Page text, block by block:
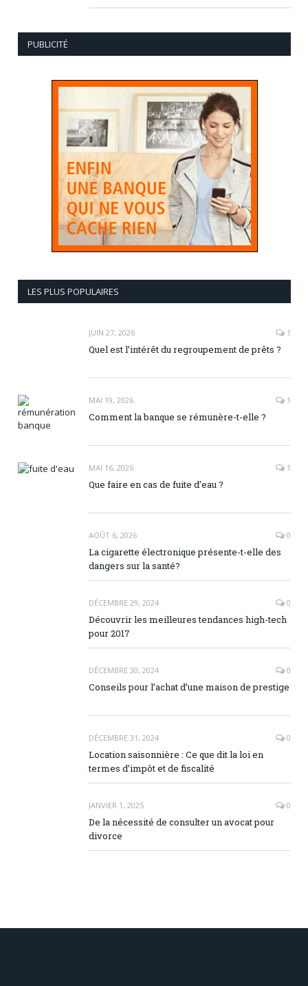
PUBLICITÉ
LES PLUS POPULAIRES
JUIN 27, 2026 1
Quel est l’intérêt du regroupement de prêts ?
MAI 19, 2026 1
Comment la banque se rémunère-t-elle ?
MAI 16, 2026 1
Que faire en cas de fuite d’eau ?
AOÛT 6, 2026 0
La cigarette électronique présente-t-elle des
dangers sur la santé?
DÉCEMBRE 29, 2024 0
Découvrir les meilleures tendances high-tech
pour 2017
DÉCEMBRE 30, 2024 0
Conseils pour l’achat d’une maison de prestige
DÉCEMBRE 31, 2024 0
Location saisonnière : Ce que dit la loi en
termes d’impôt et de fiscalité
JANVIER 1, 2025 0
De la nécessité de consulter un avocat pour
divorce